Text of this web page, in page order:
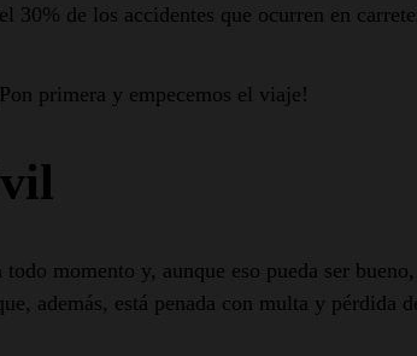
30% de los accidentes que ocurren en
primera y empecemos el viaje!
momento y, aunque eso pueda ser
además, está penada con multa y pérdida